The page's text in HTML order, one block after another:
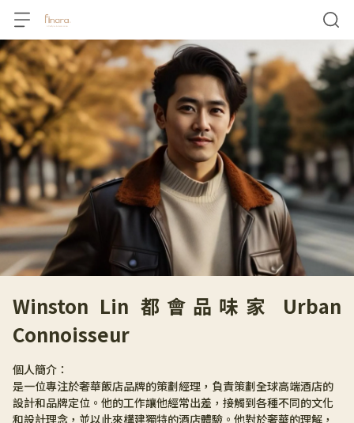
Winston Lin 都會品味家 Urban
Connoisseur
個人簡介：
是一位專注於奢華飯店品牌的策劃經理，負責策劃全球高端酒店的
設計和品牌定位。他的工作讓他經常出差，接觸到各種不同的文化
和設計理念，並以此來構建獨特的酒店體驗。他對於奢華的理解，